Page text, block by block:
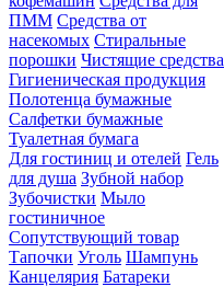
ПММ Средства от
насекомых Стиральные
порошки Чистящие средства
Гигиеническая продукция
Полотенца бумажные
Салфетки бумажные
Туалетная бумага
Для гостиниц и отелей Гель
для душа Зубной набор
Зубочистки Мыло
гостиничное
Сопутствующий товар
Тапочки Уголь Шампунь
Канцелярия Батареки